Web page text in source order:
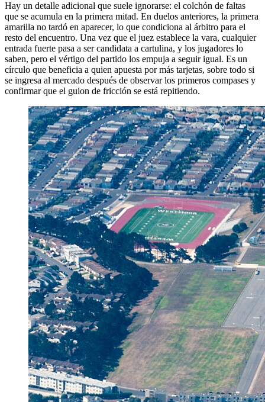
Hay un detalle adicional que suele ignorarse: el colchón de faltas
que se acumula en la primera mitad. En duelos anteriores, la primera
amarilla no tardó en aparecer, lo que condiciona al árbitro para el
resto del encuentro. Una vez que el juez establece la vara, cualquier
entrada fuerte pasa a ser candidata a cartulina, y los jugadores lo
saben, pero el vértigo del partido los empuja a seguir igual. Es un
círculo que beneficia a quien apuesta por más tarjetas, sobre todo si
se ingresa al mercado después de observar los primeros compases y
confirmar que el guion de fricción se está repitiendo.